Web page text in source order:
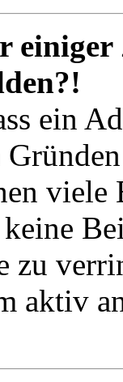
ein
viele
zu
aktiv